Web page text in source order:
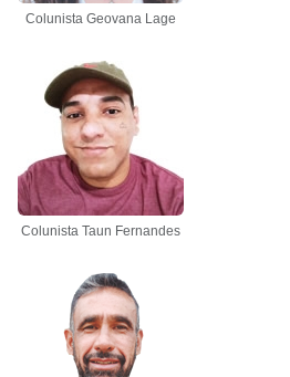
Colunista Geovana Lage
Colunista Taun Fernandes